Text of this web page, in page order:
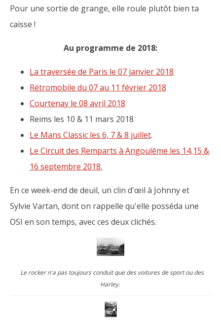
Pour une sortie de grange, elle roule plutôt bien ta
caisse !
Au programme de 2018:
La traversée de Paris le 07 janvier 2018
Rétromobile du 07 au 11 février 2018
Courtenay le 08 avril 2018
Reims les 10 & 11 mars 2018
Le Mans Classic les 6, 7 & 8 juillet.
Le Circuit des Remparts à Angoulême les 14,15 &
16 septembre 2018.
En ce week-end de deuil, un clin d'œil à Johnny et
Sylvie Vartan, dont on rappelle qu'elle posséda une
OSI en son temps, avec ces deux clichés.
Le rocker n'a pas toujours conduit que des voitures de sport ou des
Harley.